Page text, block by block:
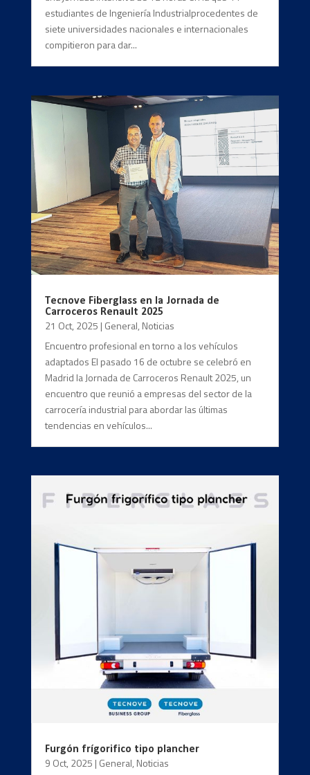
estudiantes de Ingeniería Industrialprocedentes de
siete universidades nacionales e internacionales
compitieron para dar...
Tecnove Fiberglass en la Jornada de
Carroceros Renault 2025
21 Oct, 2025 | General, Noticias
Encuentro profesional en torno a los vehículos
adaptados El pasado 16 de octubre se celebró en
Madrid la Jornada de Carroceros Renault 2025, un
encuentro que reunió a empresas del sector de la
carrocería industrial para abordar las últimas
tendencias en vehículos...
Furgón frígorifico tipo plancher
9 Oct, 2025 | General, Noticias